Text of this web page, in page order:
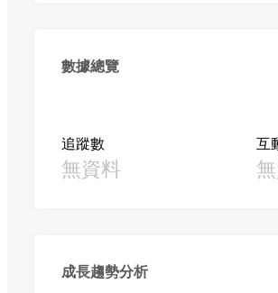
數據總覽
追蹤數
無資料
互
成長趨勢分析